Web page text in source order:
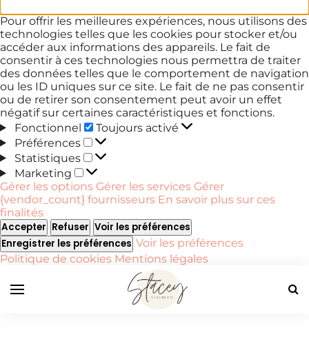
Pour offrir les meilleures expériences, nous utilisons des
technologies telles que les cookies pour stocker et/ou
accéder aux informations des appareils. Le fait de
consentir à ces technologies nous permettra de traiter
des données telles que le comportement de navigation
ou les ID uniques sur ce site. Le fait de ne pas consentir
ou de retirer son consentement peut avoir un effet
négatif sur certaines caractéristiques et fonctions.
Fonctionnel
Fonctionnel
Toujours activé
Préférences
Préférences
Statistiques
Statistiques
Marketing
Marketing
Gérer les options Gérer les services Gérer
{vendor_count} fournisseurs En savoir plus sur ces
finalités
Accepter Refuser Voir les préférences
Enregistrer les préférences Voir les préférences
Politique de cookies Mentions légales